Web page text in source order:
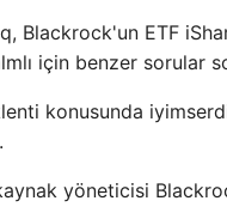
Blackrock'un ETF
için benzer sorular
konusunda
yöneticisi